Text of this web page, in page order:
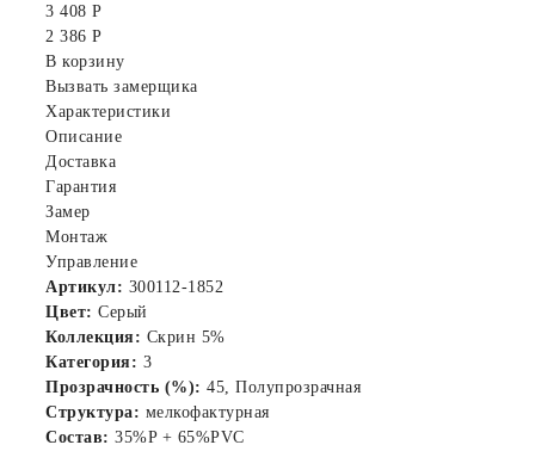
3 408 Р
2 386 Р
В корзину
Вызвать замерщика
Характеристики
Описание
Доставка
Гарантия
Замер
Монтаж
Управление
Артикул: 300112-1852
Цвет: Серый
Коллекция: Скрин 5%
Категория: 3
Прозрачность (%): 45, Полупрозрачная
Структура: мелкофактурная
Состав: 35%P + 65%PVC